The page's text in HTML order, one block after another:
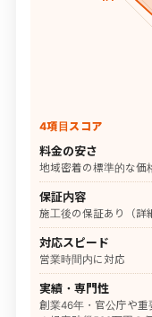
4項目スコア
料金の安さ
地域密着の標準的な価
保証内容
施工後の保証あり（詳
対応スピード
営業時間内に対応
実績・専門性
創業46年・官公庁や